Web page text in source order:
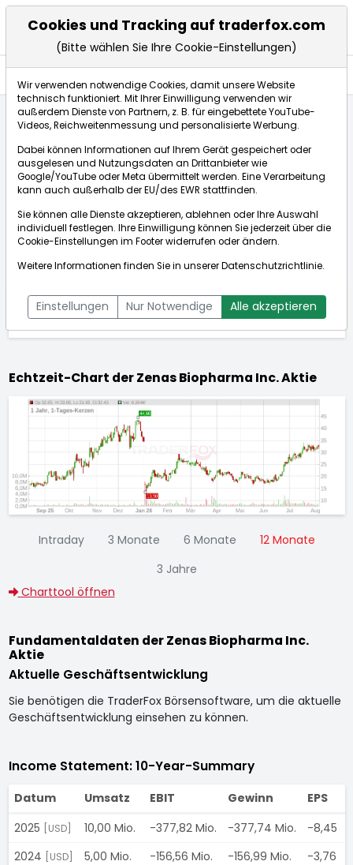
Zenas
[ISIN: US98937L1052]
Aktienkurse
32,420$ +0,78%
Bid:26,700$Ask:37,740$
ÜBERSICHT FUNDAMENTAL
NACHRICHTEN
CHARTTOOL
TRENDS KURSE
Echtzeit-Chart der Zenas Biopharma Inc. Aktie
Intraday 3 Monate 6 Monate
12 Monate
3 Jahre
Charttool öffnen
Fundamentaldaten der Zenas Biopharma Inc.
Aktie
Aktuelle Geschäftsentwicklung
Sie benötigen die TraderFox Börsensoftware, um die aktuelle
Geschäftsentwicklung einsehen zu können.
Income Statement: 10-Year-Summary
Datum Umsatz EBIT Gewinn EPS
2025
[USD] 10,00 Mio. -377,82 Mio. -377,74 Mio. -8,45
2024
[USD] 5,00 Mio. -156,56 Mio. -156,99 Mio. -3,76
Cookies und Tracking auf traderfox.com
(Bitte wählen Sie Ihre Cookie-Einstellungen)
Wir verwenden notwendige Cookies, damit unsere Website
technisch funktioniert. Mit Ihrer Einwilligung verwenden wir
außerdem Dienste von Partnern, z. B. für eingebettete YouTube-
Videos, Reichweitenmessung und personalisierte Werbung.
Dabei können Informationen auf Ihrem Gerät gespeichert oder
ausgelesen und Nutzungsdaten an Drittanbieter wie
Google/YouTube oder Meta übermittelt werden. Eine Verarbeitung
kann auch außerhalb der EU/des EWR stattfinden.
Sie können alle Dienste akzeptieren, ablehnen oder Ihre Auswahl
individuell festlegen. Ihre Einwilligung können Sie jederzeit über die
Cookie-Einstellungen im Footer widerrufen oder ändern.
Weitere Informationen finden Sie in unsererDatenschutzrichtlinie.
Einstellungen Nur Notwendige Alle akzeptieren